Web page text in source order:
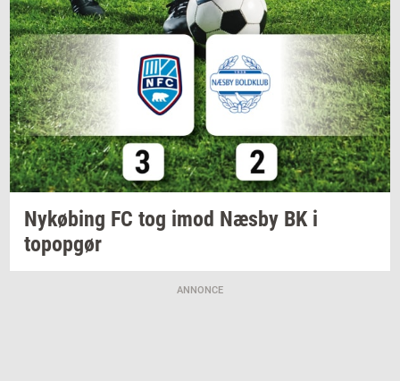
Ny­kø­bing FC tog imod Næsby BK i
topop­gør
ANNONCE